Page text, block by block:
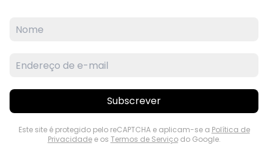
Subscrever
Este site é protegido pelo reCAPTCHA e aplicam-se a Política de
Privacidadee os Termos de Serviçodo Google.